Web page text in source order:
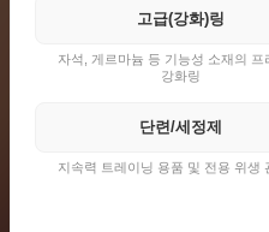
고급(강화)링
자석, 게르마늄 등 기능성 소재의 프
강화링
단련/세정제
지속력 트레이닝 용품 및 전용 위생